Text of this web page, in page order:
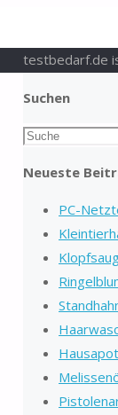
Suchen
Suchen
Neueste
PC-
testbedarf.de